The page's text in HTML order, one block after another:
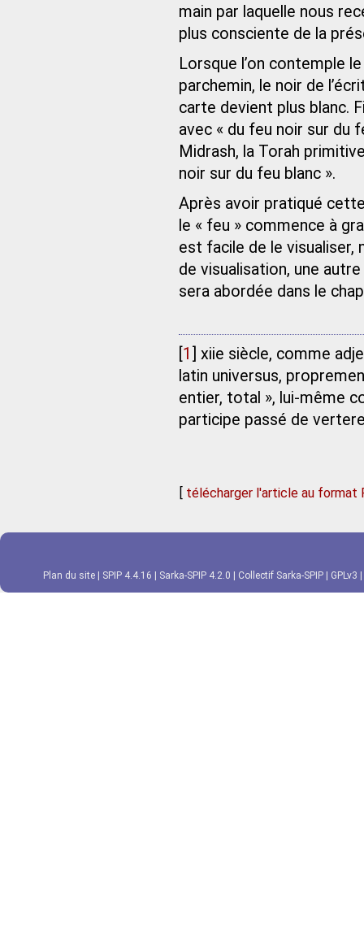
main par laquelle nous
plus consciente de la
Lorsque l’on contemple
parchemin, le noir de
carte devient plus blanc.
avec « du feu noir sur du
Midrash, la Torah
noir sur du feu blanc ».
Après avoir pratiqué
le « feu » commence à
est facile de le visualiser,
de visualisation, une
sera abordée dans le
1
xiie siècle, comme
latin universus,
entier, total », lui-même
participe passé de
[ télécharger l'article au format
Plan du site SPIP 4.4.16 Sarka-SPIP 4.2.0 Collectif Sarka-SPIP GPLv3